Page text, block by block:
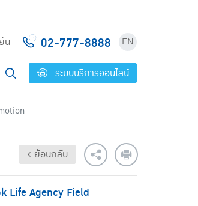
น 02-777-8888 EN
ระบบบริการออนไลน์
‹ ย้อนกลับ
Life Agency Field